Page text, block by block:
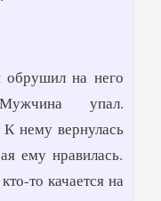
на него
упал.
нему вернулась
ему нравилась.
то качается на